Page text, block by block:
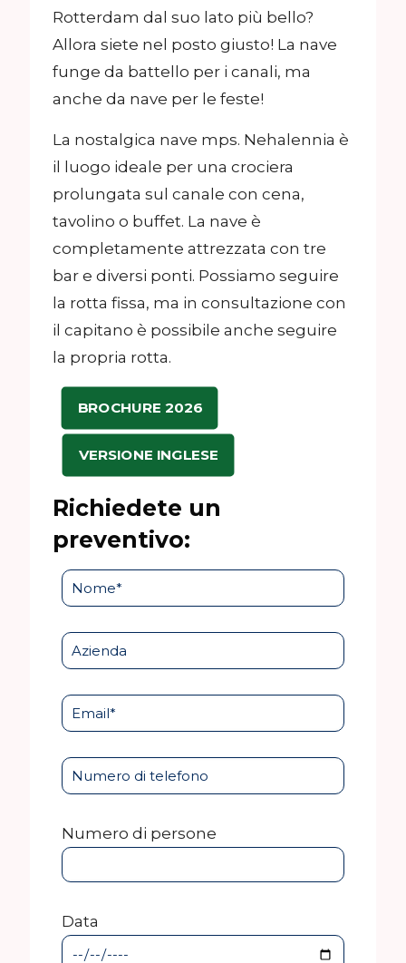
Rotterdam dal suo lato più bello?
Allora siete nel posto giusto! La nave
funge da battello per i canali, ma
anche da nave per le feste!
La nostalgica nave mps. Nehalennia è
il luogo ideale per una crociera
prolungata sul canale con cena,
tavolino o buffet. La nave è
completamente attrezzata con tre
bar e diversi ponti. Possiamo seguire
la rotta fissa, ma in consultazione con
il capitano è possibile anche seguire
la propria rotta.
BROCHURE 2026
VERSIONE INGLESE
Richiedete un
preventivo:
Numero di persone
Data